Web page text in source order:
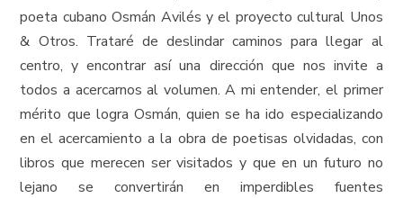
poeta cubano Osmán Avilés y el proyecto cultural Unos
& Otros. Trataré de deslindar caminos para llegar al
centro, y encontrar así una dirección que nos invite a
todos a acercarnos al volumen. A mi entender, el primer
mérito que logra Osmán, quien se ha ido especializando
en el acercamiento a la obra de poetisas olvidadas, con
libros que merecen ser visitados y que en un futuro no
lejano se convertirán en imperdibles fuentes